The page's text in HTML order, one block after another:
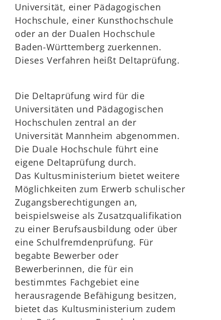
Universität, einer Pädagogischen
Hochschule, einer Kunsthochschule
oder an der Dualen Hochschule
Baden-Württemberg zuerkennen.
Dieses Verfahren heißt Deltaprüfung.
Die Deltaprüfung wird für die
Universitäten und Pädagogischen
Hochschulen zentral an der
Universität Mannheim abgenommen.
Die Duale Hochschule führt eine
eigene Deltaprüfung durch.
Das Kultusministerium bietet weitere
Möglichkeiten zum Erwerb schulischer
Zugangsberechtigungen an,
beispielsweise als Zusatzqualifikation
zu einer Berufsausbildung oder über
eine Schulfremdenprüfung. Für
begabte Bewerber oder
Bewerberinnen, die für ein
bestimmtes Fachgebiet eine
herausragende Befähigung besitzen,
bietet das Kultusministerium zudem